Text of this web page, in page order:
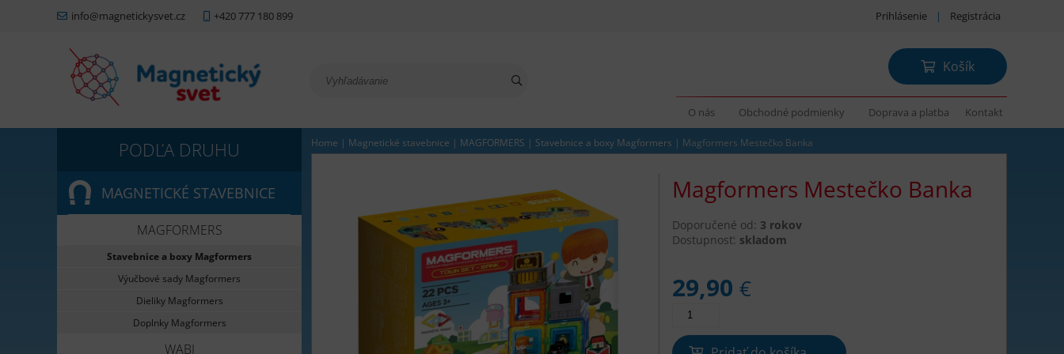
info@magnetickysvet.cz +420 777 180 899 Prihlásenie | Registrácia
Košík
O nás Obchodné podmienky Doprava a platba Kontakt
MAGNETICKÉ STAVEBNICE
MAGFORMERS
Stavebnice a boxy Magformers
Výučbové sady Magformers
Dieliky Magformers
Doplnky Magformers
WABI
Home | Magnetické stavebnice | MAGFORMERS | Stavebnice a boxy Magformers | Magformers Mestečko Banka
Magformers Mestečko Banka
Doporučené od: 3 rokov
Dostupnosť: skladom
29,90€